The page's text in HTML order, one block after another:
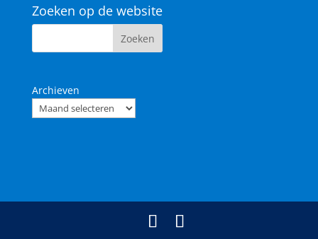
Zoeken op de website
Archieven